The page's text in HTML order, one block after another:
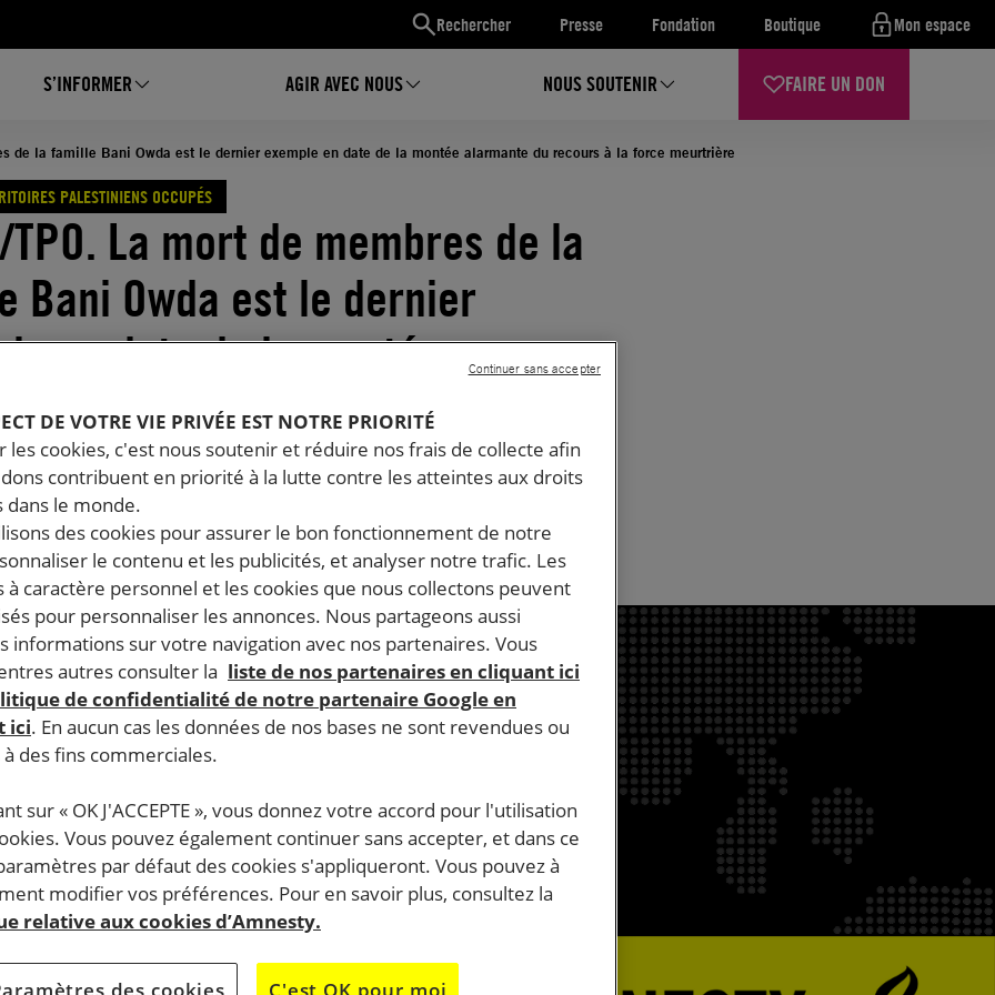
Rechercher Presse Fondation Boutique Mon espace
S’INFORMER AGIR AVEC NOUS NOUS SOUTENIR FAIRE UN DON
de la famille Bani Owda est le dernier exemple en date de la montée alarmante du recours à la force meurtrière
PALESTINIENS OCCUPÉS
La mort de membres de la
Bani Owda est le dernier
en date de la montée
du recours à la force
Temps de lecture estimé : 4 minutes
PALESTINIENS OCCUPÉS
RESPECT DU DROIT INTERNATIONAL HUMANITAIRE
DE VOTRE VIE PRIVÉE EST NOTRE PRIORITÉ
les cookies, c'est nous soutenir et réduire nos frais de collecte afin
contribuent en priorité à la lutte contre les atteintes aux droits
dans le monde.
des cookies pour assurer le bon fonctionnement de notre
le contenu et les publicités, et analyser notre trafic. Les
à caractère personnel et les cookies que nous collectons peuvent
pour personnaliser les annonces. Nous partageons aussi
informations sur votre navigation avec nos partenaires. Vous
autres consulter la liste de nos partenaires en cliquant ici
de confidentialité de notre partenaire Google en
ici. En aucun cas les données de nos bases ne sont revendues ou
des fins commerciales.
sur « OK J'ACCEPTE », vous donnez votre accord pour l'utilisation
Vous pouvez également continuer sans accepter, et dans ce
par défaut des cookies s'appliqueront. Vous pouvez à
modifier vos préférences. Pour en savoir plus, consultez la
relative aux cookies d’Amnesty.
Continuer sans accepter